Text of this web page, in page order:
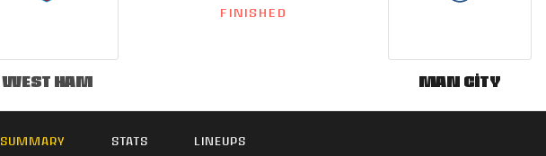
West Ham
FINISHED
Man City
SUMMARY STATS LINEUPS